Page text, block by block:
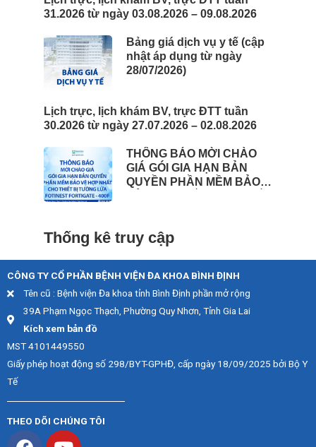
31.2026 từ ngày 03.08.2026 – 09.08.2026
Bảng giá dịch vụ y tế (cập
nhật áp dụng từ ngày
28/07/2026)
Lịch trực, lịch khám BV, trực ĐTT tuần
30.2026 từ ngày 27.07.2026 – 02.08.2026
THÔNG BÁO MỜI CHÀO
GIÁ GÓI GIA HẠN BẢN
QUYỀN PHẦN MỀM BẢO
Thống kê truy cập
CÔNG TY CỔ PHẦN BỆNH VIỆN ĐA KHOA BÌNH ĐỊNH
Tên cũ : Bệnh viện Đa khoa tỉnh Bình Định phần mở rộng
39A Phạm Ngọc Thạch, Phường Quy Nhơn, Tỉnh Gia Lai
Kích xem bản đồ
MST 4101449550
Giấy phép hoạt động số 298/BYT-GPHĐ, cấp ngày 18/09/2025 bởi Bộ Y
Tế
THEO DÕI CHÚNG TÔI